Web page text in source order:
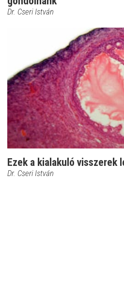
Dr. Cseri István
Ezek a kialakuló visszerek
Dr. Cseri István